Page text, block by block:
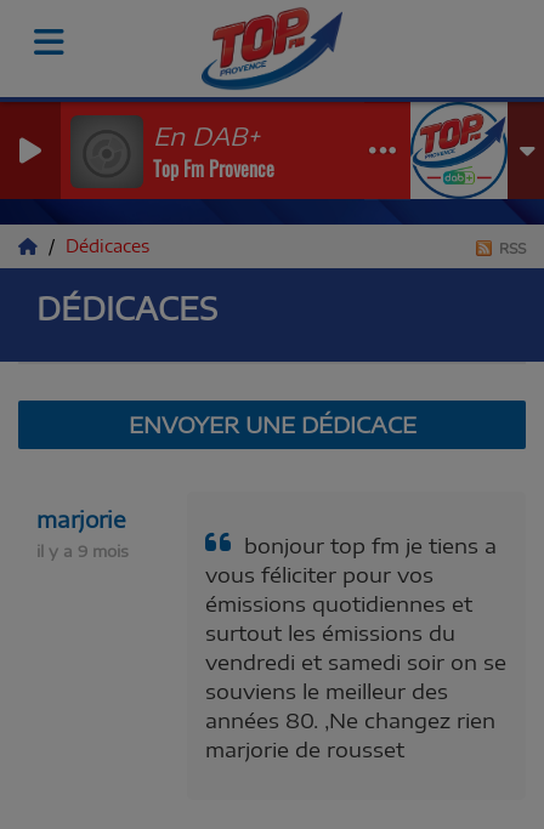
En DAB+
Top Fm Provence
Dédicaces
DÉDICACES
RSS
ENVOYER UNE DÉDICACE
marjorie
il y a 9 mois
bonjour top fm je tiens a
vous féliciter pour vos
émissions quotidiennes et
surtout les émissions du
vendredi et samedi soir on se
souviens le meilleur des
années 80. ,Ne changez rien
marjorie de rousset